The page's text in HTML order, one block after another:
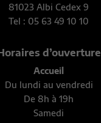
81023 Albi Cedex 9
Tel : 05 63 49 10 10
d’ouverture
Accueil
Du lundi au vendredi
De 8h à 19h
Samedi